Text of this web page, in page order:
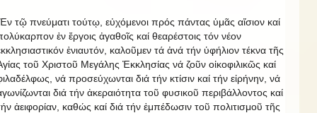
τῷ πνεύματι τούτῳ, εὐχόμενοι πρός πάντας ὑμᾶς αἴσιον καί
ἐν ἔργοις ἀγαθοῖς καί θεαρέστοις τόν νέον
ἐνιαυτόν, καλοῦμεν τά ἀνά τήν ὑφήλιον τέκνα τῆς
τοῦ Χριστοῦ Μεγάλης Ἐκκλησίας νά ζοῦν οἰκοφιλικῶς καί
νά προσεύχωνται διά τήν κτίσιν καί τήν εἰρήνην, νά
διά τήν ἀκεραιότητα τοῦ φυσικοῦ περιβάλλοντος καί
ἀειφορίαν, καθώς καί διά τήν ἐμπέδωσιν τοῦ πολιτισμοῦ τῆς